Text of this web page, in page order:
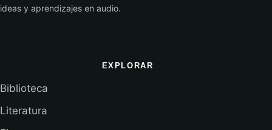
ideas y aprendizajes en audio.
EXPLORAR
Biblioteca
Literatura